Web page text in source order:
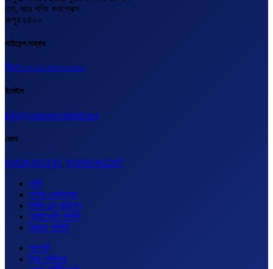
এস, আর শপিং কমপ্লেক্স
রংপুর ৫৪০০
লাইসেন্স নাম্বার
বিএল-২০২৩-২৪০০০১৬২
ইমেইল
info@outsourcingbd.net
ফোন
01828-015102, 01950-962207
ভর্তি
লাইভ কোর্সসমূহ
টার্মস এন্ড কন্ডিশন
প্রাইভেসি পলিসি
রিফান্ড পলিসি
সাপোর্ট
ফ্রি সেমিনার